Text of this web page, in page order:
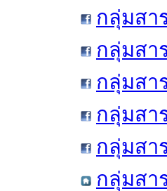
กลุ่มสา
กลุ่มสา
กลุ่มสา
กลุ่มสา
กลุ่มสา
กลุ่มสา